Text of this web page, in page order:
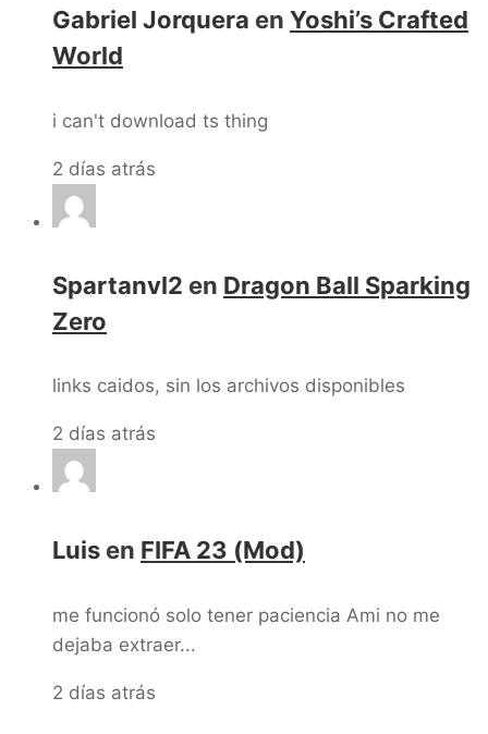
Gabriel Jorquera en Yoshi’s Crafted
World
i can't download ts thing
2 días atrás
Spartanvl2 en Dragon Ball Sparking
Zero
links caidos, sin los archivos disponibles
2 días atrás
Luis en FIFA 23 (Mod)
me funcionó solo tener paciencia Ami no me
dejaba extraer...
2 días atrás